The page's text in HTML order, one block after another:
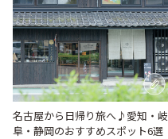
名古屋から日帰り旅へ♪愛知・岐
阜・静岡のおすすめスポット6選